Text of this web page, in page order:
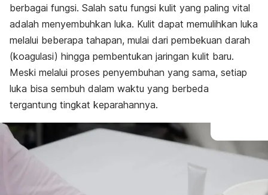
berbagai fungsi. Salah satu fungsi kulit yang paling vital
adalah menyembuhkan luka. Kulit dapat memulihkan luka
melalui beberapa tahapan, mulai dari pembekuan darah
(koagulasi) hingga pembentukan jaringan kulit baru.
Meski melalui proses penyembuhan yang sama, setiap
luka bisa sembuh dalam waktu yang berbeda
tergantung tingkat keparahannya.